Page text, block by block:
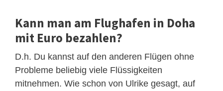
Kann man am Flughafen in Doha
mit Euro bezahlen?
D.h. Du kannst auf den anderen Flügen ohne
Probleme beliebig viele Flüssigkeiten
mitnehmen. Wie schon von Ulrike gesagt, auf